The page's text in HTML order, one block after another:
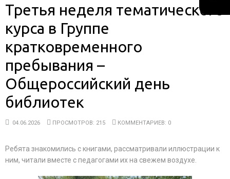
Третья неделя тематического
курса в Группе
кратковременного
пребывания –
Общероссийский день
библиотек
04.06.2026 ПРОСМОТРОВ: 215 КОММЕНТАРИЕВ: 0
Ребята знакомились с книгами, рассматривали иллюстрации к
ним, читали вместе с педагогами их на свежем воздухе.